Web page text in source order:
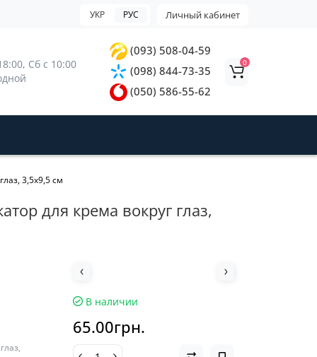
Личный кабинет
УКР РУС
Сб с 10:00
(093) 508-04-59
(098) 844-73-35
(050) 586-55-62
0
3,5х9,5 см
для крема вокруг глаз,
В наличии
65.00грн.